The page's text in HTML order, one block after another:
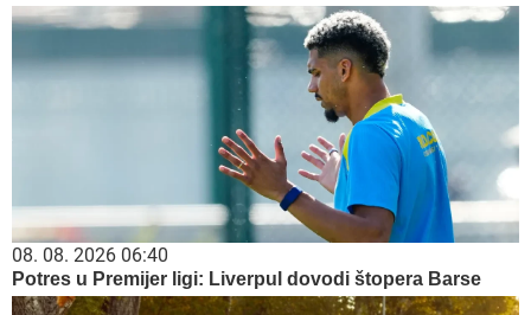
08. 08. 2026 06:40
Potres u Premijer ligi: Liverpul dovodi štopera Barse